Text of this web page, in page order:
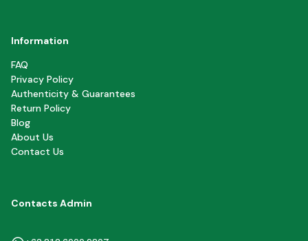
Information
FAQ
Privacy Policy
Authenticity & Guarantees
Return Policy
Blog
About Us
Contact Us
Contacts Admin